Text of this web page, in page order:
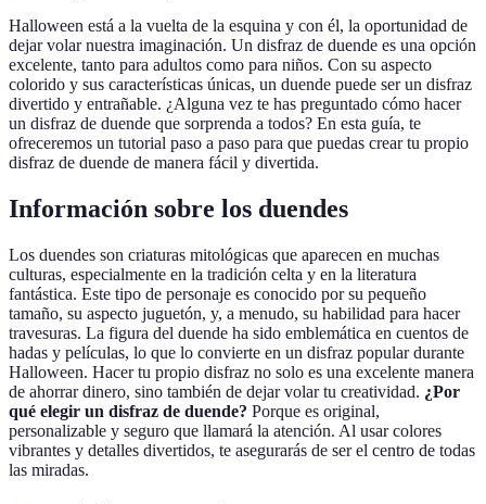
Halloween está a la vuelta de la esquina y con él, la oportunidad de
dejar volar nuestra imaginación. Un disfraz de duende es una opción
excelente, tanto para adultos como para niños. Con su aspecto
colorido y sus características únicas, un duende puede ser un disfraz
divertido y entrañable. ¿Alguna vez te has preguntado cómo hacer
un disfraz de duende que sorprenda a todos? En esta guía, te
ofreceremos un tutorial paso a paso para que puedas crear tu propio
disfraz de duende de manera fácil y divertida.
Información sobre los duendes
Los duendes son criaturas mitológicas que aparecen en muchas
culturas, especialmente en la tradición celta y en la literatura
fantástica. Este tipo de personaje es conocido por su pequeño
tamaño, su aspecto juguetón, y, a menudo, su habilidad para hacer
travesuras. La figura del duende ha sido emblemática en cuentos de
hadas y películas, lo que lo convierte en un disfraz popular durante
Halloween. Hacer tu propio disfraz no solo es una excelente manera
de ahorrar dinero, sino también de dejar volar tu creatividad. ¿Por
qué elegir un disfraz de duende? Porque es original,
personalizable y seguro que llamará la atención. Al usar colores
vibrantes y detalles divertidos, te asegurarás de ser el centro de todas
las miradas.